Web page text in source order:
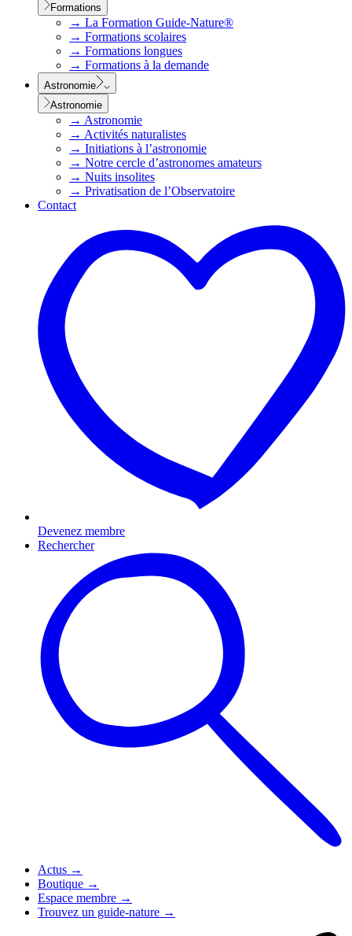
Formations
→ La Formation Guide-Nature®
→ Formations scolaires
→ Formations longues
→ Formations à la demande
Astronomie
Astronomie
→ Astronomie
→ Activités naturalistes
→ Initiations à l’astronomie
→ Notre cercle d’astronomes amateurs
→ Nuits insolites
→ Privatisation de l’Observatoire
Contact
Devenez membre
Rechercher
Actus →
Boutique →
Espace membre →
Trouvez un guide-nature →